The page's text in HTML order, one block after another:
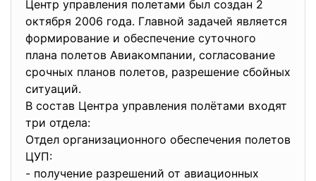
Центр управления полетами был создан 2
октября 2006 года. Главной задачей является
формирование и обеспечение суточного
плана полетов Авиакомпании, согласование
срочных планов полетов, разрешение сбойных
ситуаций.
В состав Центра управления полётами входят
три отдела:
Отдел организационного обеспечения полетов
ЦУП:
- получение разрешений от авиационных